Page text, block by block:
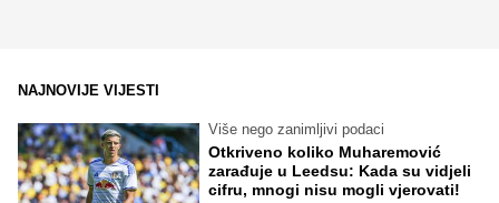
NAJNOVIJE VIJESTI
Više nego zanimljivi podaci
Otkriveno koliko Muharemović
zarađuje u Leedsu: Kada su vidjeli
cifru, mnogi nisu mogli vjerovati!